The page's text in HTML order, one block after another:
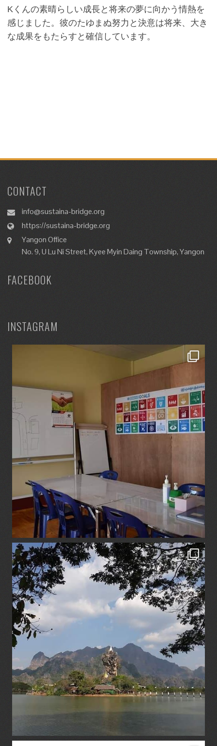
Kくんの素晴らしい成長と将来の夢に向かう情熱を
感じました。彼のたゆまぬ努力と決意は将来、大き
な成果をもたらすと確信しています。
CONTACT
info@sustaina-bridge.org
https://sustaina-bridge.org
Yangon Office
No. 9, U Lu Ni Street, Kyee Myin Daing Township, Yangon
FACEBOOK
INSTAGRAM